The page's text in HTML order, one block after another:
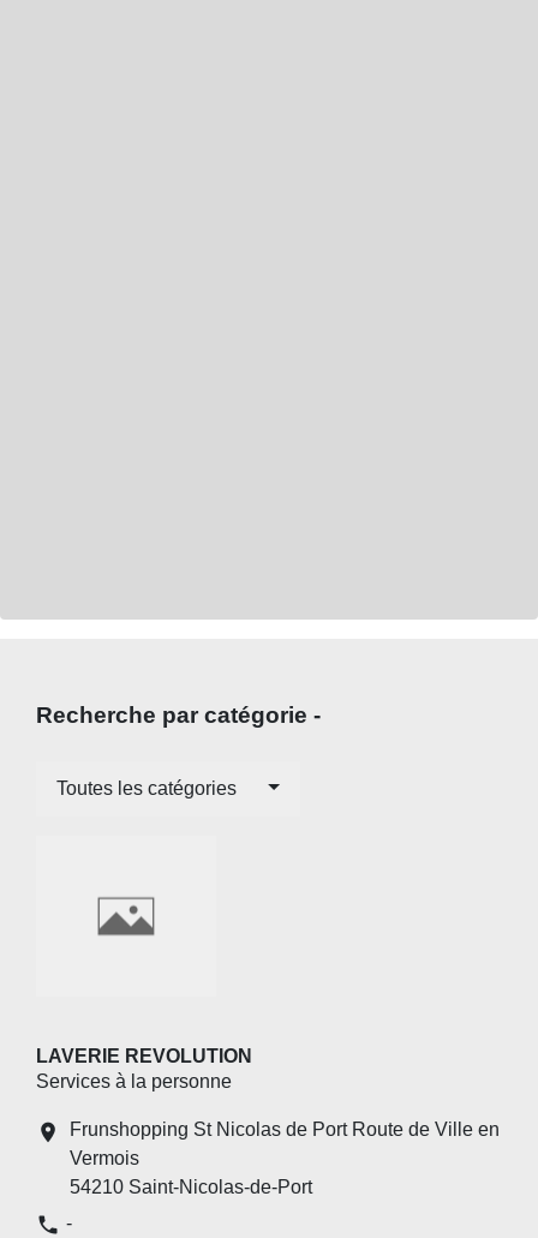
Recherche par catégorie -
Toutes les catégories
LAVERIE REVOLUTION
Services à la personne
location_on
Frunshopping St Nicolas de Port Route de Ville en
Vermois
54210 Saint-Nicolas-de-Port
phone -